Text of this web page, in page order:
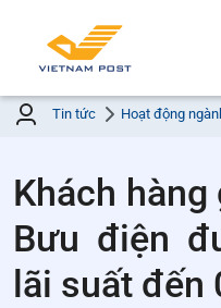
Tin tức Hoạt động
Khách
Bưu điện
lãi suất đến